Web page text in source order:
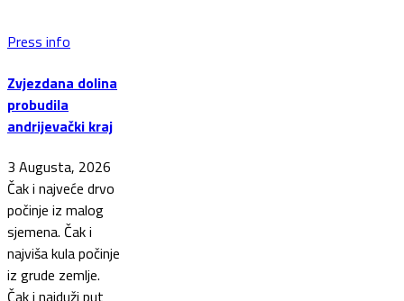
Press info
Zvjezdana dolina
probudila
andrijevački kraj
3 Augusta, 2026
Čak i najveće drvo
počinje iz malog
sjemena. Čak i
najviša kula počinje
iz grude zemlje.
Čak i najduži put